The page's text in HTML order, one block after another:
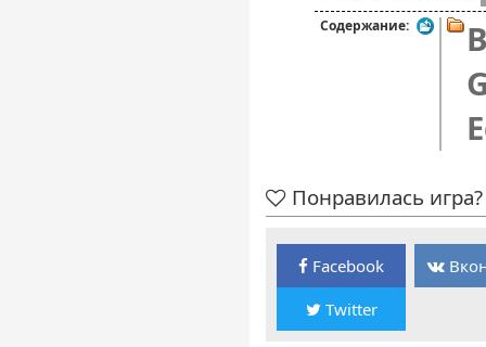
Содержание:
Понравилась
Facebook
Twitter